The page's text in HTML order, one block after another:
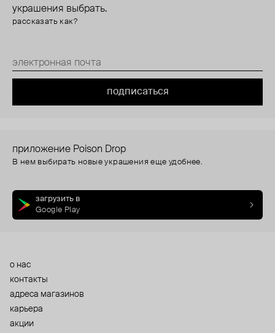
украшения выбрать.
рассказать как?
подписаться
приложение Poison Drop
В нем выбирать новые украшения еще удобнее.
загрузить в
Google Play
о нас
контакты
адреса магазинов
карьера
акции